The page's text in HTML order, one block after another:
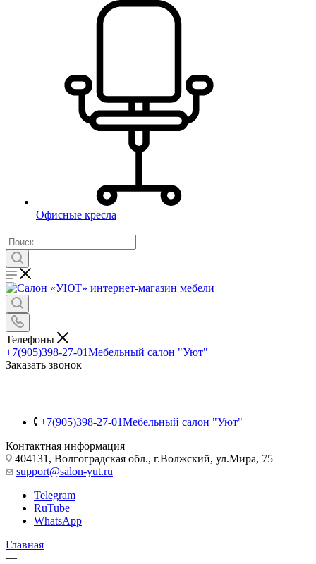
Офисные кресла
Телефоны
+7(905)398-27-01Мебельный салон "Уют"
Заказать звонок
+7(905)398-27-01Мебельный салон "Уют"
Контактная информация
404131, Волгоградская обл., г.Волжский, ул.Мира, 75
support@salon-yut.ru
Telegram
RuTube
WhatsApp
Главная
—